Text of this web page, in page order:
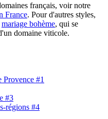
français, voir notre
France. Pour d'autres styles,
mariage bohème, qui se
domaine viticole.
Provence #1
#3
régions #4